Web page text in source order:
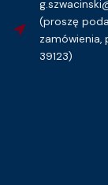
(proszę
zamówienia,
39123)